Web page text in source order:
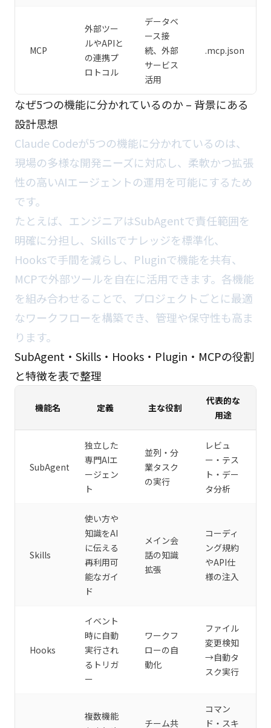
MCP
外部ツー
ルやAPIと
の連携プ
ロトコル
データベ
ース接
続、外部
サービス
活用
.mcp.json
なぜ5つの機能に分かれているのか – 背景にある
設計思想
Claude Codeが5つの機能に分かれているのは、
現場の多様な開発ニーズに対応し、柔軟かつ拡張
性の高いAIエージェントの運用を可能にするため
です。
たとえば、エンジニアはSubAgentで責任範囲を
明確に分担し、Skillsでナレッジを標準化、
Hooksで手間を減らし、Pluginで機能を共有、
MCPで外部ツールを自在に活用できます。各機能
を組み合わせることで、プロジェクトごとに最適
なワークフローを構築でき、管理や保守性も高ま
ります。
SubAgent・Skills・Hooks・Plugin・MCPの役割
と特徴を表で整理
機能名 定義 主な役割
代表的な
用途
SubAgent
独立した
専門AIエ
ージェン
ト
並列・分
業タスク
の実行
レビュ
ー・テス
ト・デー
タ分析
Skills
使い方や
知識をAI
に伝える
再利用可
能なガイ
ド
メイン会
話の知識
拡張
コーディ
ング規約
やAPI仕
様の注入
Hooks
イベント
時に自動
実行され
るトリガ
ー
ワークフ
ローの自
動化
ファイル
変更検知
→自動タ
スク実行
複数機能
チーム共
コマン
ド・スキ